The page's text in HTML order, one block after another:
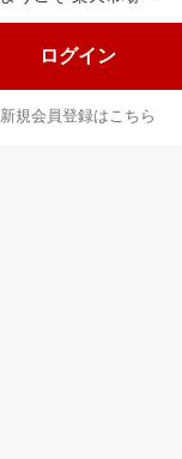
ログイン
新規会員登録はこちら